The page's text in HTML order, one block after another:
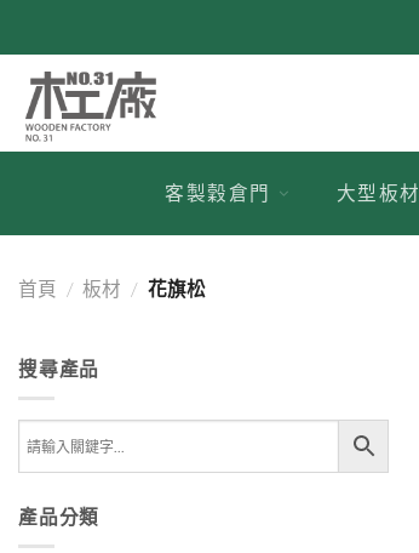
客製穀倉門 大型板材
首頁 / 板材 / 花旗松
搜尋產品
產品分類